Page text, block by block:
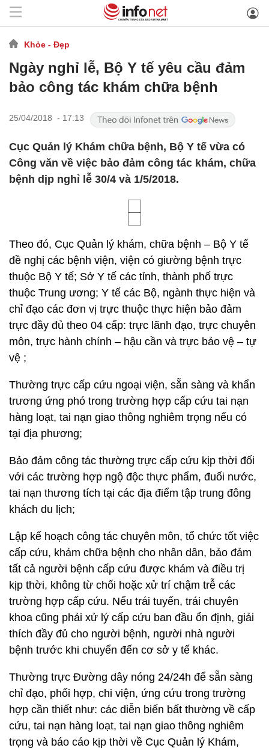
Khỏe - Đẹp
Ngày nghỉ lễ, Bộ Y tế yêu cầu đảm
bảo công tác khám chữa bệnh
25/04/2018 - 17:13
Cục Quản lý Khám chữa bệnh, Bộ Y tế vừa có
Công văn về việc bảo đảm công tác khám, chữa
bệnh dịp nghỉ lễ 30/4 và 1/5/2018.
Theo đó, Cục Quản lý khám, chữa bệnh – Bộ Y tế
đề nghị các bệnh viện, viện có giường bệnh trực
thuộc Bộ Y tế; Sở Y tế các tỉnh, thành phố trực
thuộc Trung ương; Y tế các Bộ, ngành thực hiện và
chỉ đạo các đơn vị trực thuộc thực hiện bảo đảm
trực đầy đủ theo 04 cấp: trực lãnh đạo, trực chuyên
môn, trực hành chính – hậu cần và trực bảo vệ – tự
vệ ;
Thường trực cấp cứu ngoại viện, sẵn sàng và khẩn
trương ứng phó trong trường hợp cấp cứu tai nạn
hàng loạt, tai nạn giao thông nghiêm trọng nếu có
tại địa phương;
Bảo đảm công tác thường trực cấp cứu kịp thời đối
với các trường hợp ngộ độc thực phẩm, đuối nước,
tai nạn thương tích tại các địa điểm tập trung đông
khách du lịch;
Lập kế hoạch công tác chuyên môn, tổ chức tốt việc
cấp cứu, khám chữa bệnh cho nhân dân, bảo đảm
tất cả người bệnh cấp cứu được khám và điều trị
kịp thời, không từ chối hoặc xử trí chậm trễ các
trường hợp cấp cứu. Nếu trái tuyến, trái chuyên
khoa cũng phải xử lý cấp cứu ban đầu ổn định, giải
thích đầy đủ cho người bệnh, người nhà người
bệnh trước khi chuyển đến cơ sở y tế khác.
Thường trực Đường dây nóng 24/24h để sẵn sàng
chỉ đạo, phối hợp, chi viện, ứng cứu trong trường
hợp cần thiết như: các diễn biến bất thường về cấp
cứu, tai nạn hàng loạt, tai nạn giao thông nghiêm
trọng và báo cáo kịp thời về Cục Quản lý Khám,